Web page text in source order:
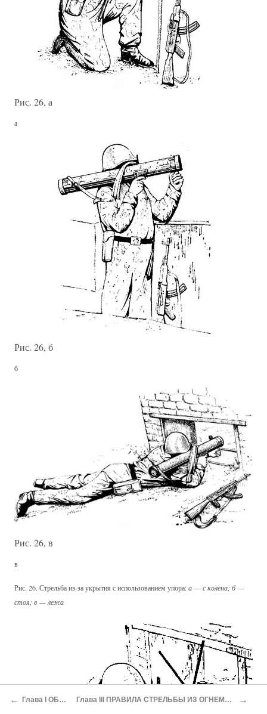
Рис. 26, а
а
Рис. 26, б
б
Рис. 26, в
в
Рис. 26. Стрельба из-за укрытия с использованием упора:а — с колена; б —
стоя; в — лежа
← Глава I ОБЩИЕ ПОЛОЖЕНИЯ Глава III ПРАВИЛА СТРЕЛЬБЫ ИЗ ОГНЕМЕТА С ДИОПТРИЧЕСКИМ И ОПТИЧЕСКИМ ПРИЦЕЛАМИ →